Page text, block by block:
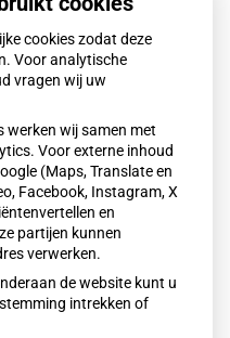
in het oosten van de
voor drinkwater.
besmetting met de
Bewoners wordt
voordat het wordt
bereiden.
zorggids
cookies zodat deze
Voor analytische
vragen wij uw
werken wij samen met
Voor externe inhoud
(Maps, Translate en
Facebook, Instagram, X
en
partijen kunnen
verwerken.
de website kunt u
intrekken of